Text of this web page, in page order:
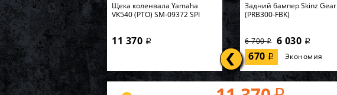
Щека коленвала Yamaha
VK540 (PTO) SM-09372 SPI
11 370 i
Задний бампер Skinz Gear
(PRB300-FBK)
6 700i 6 030 i
670 i Экономия